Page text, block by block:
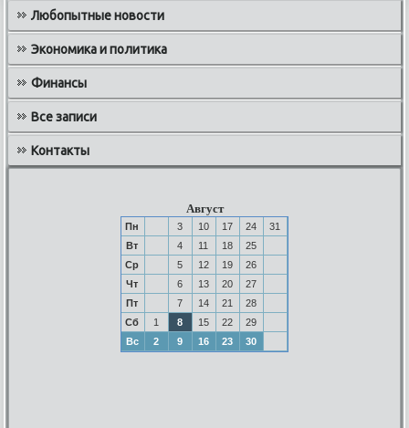
Любопытные новости
Экономика и политика
Финансы
Все записи
Контакты
Август
Пн 3 10 17 24
31
Вт
4 11 18
25
Ср
5 12 19
26
Чт
6 13 20
27
Пт
7 14 21
28
Сб
1 8 15 22
29
Вс
2 9 16 23 30